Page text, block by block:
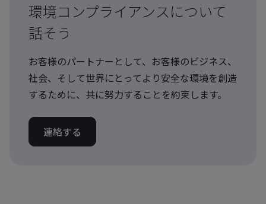
環境コンプライアンスについて
話そう
お客様のパートナーとして、お客様のビジネス、
社会、そして世界にとってより安全な環境を創造
するために、共に努力することを約束します。
連絡する